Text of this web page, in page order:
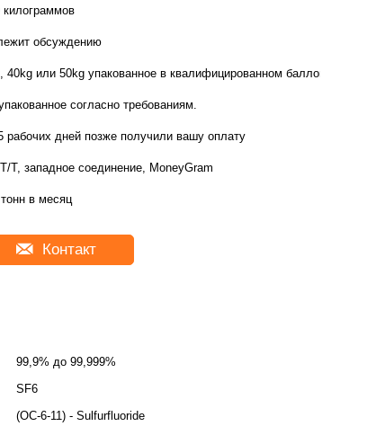
килограммов
обсуждению
40kg или 50kg упакованное в квалифицированном баллоне
согласно требованиям.
рабочих дней позже получили вашу оплату
T, западное соединение, MoneyGram
в месяц
Контакт
99,9% до 99,999%
SF6
(OC-6-11) - Sulfurfluoride